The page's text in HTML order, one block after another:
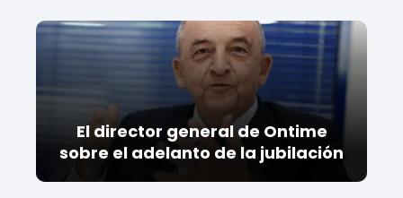
El director general de Ontime
sobre el adelanto de la jubilación